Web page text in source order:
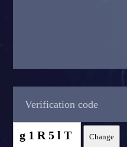
g1R5lT Change